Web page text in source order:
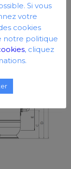
Si vous
votre
cookies
notre politique
, cliquez